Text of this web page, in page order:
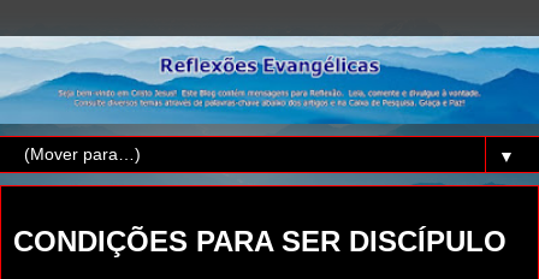
▼
CONDIÇÕES PARA SER DISCÍPULO